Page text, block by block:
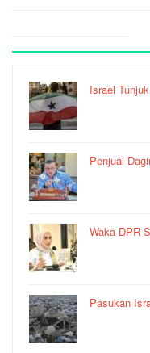
Israel
Penjual
Waka DPR
Pasukan